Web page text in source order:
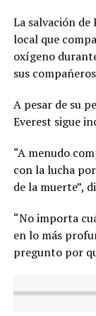
La salvación
local que
oxígeno
sus
A pesar de su
Everest sigue
“A menudo
con la lucha
de la muerte”,
“No importa
en lo más
pregunto por